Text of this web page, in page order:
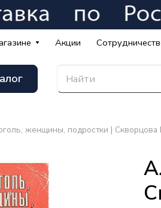
Акции
женщины, подростки | Скворцова